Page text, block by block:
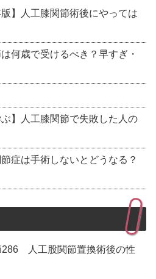
】人工膝関節術後にやっては
何歳で受けるべき？早すぎ・
】人工膝関節で失敗した人の
症は手術しないとどうなる？
286 人工股関節置換術後の性